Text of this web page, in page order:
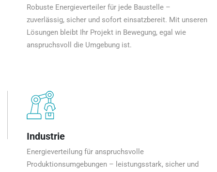
Robuste Energieverteiler für jede Baustelle –
zuverlässig, sicher und sofort einsatzbereit. Mit unseren
Lösungen bleibt Ihr Projekt in Bewegung, egal wie
anspruchsvoll die Umgebung ist.
Industrie
Energieverteilung für anspruchsvolle
Produktionsumgebungen – leistungsstark, sicher und